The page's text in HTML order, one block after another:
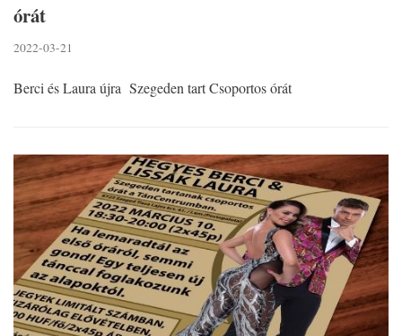
órát
2022-03-21
Berci és Laura újra Szegeden tart Csoportos órát